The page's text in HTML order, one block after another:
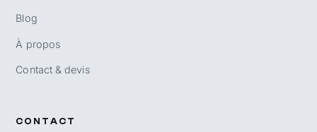
Blog
À propos
Contact & devis
CONTACT